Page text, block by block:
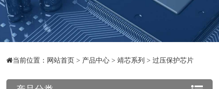
当前位置： 网站首页 > 产品中心 >靖芯系列 >过压保护芯片